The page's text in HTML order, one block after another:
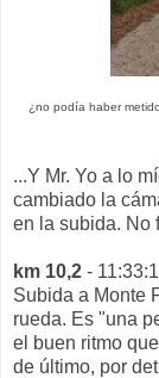
¿no podía haber
...Y Mr. Yo a lo
cambiado la
en la subida. No
km 10,2 -
Subida a Monte
rueda. Es "una
el buen ritmo
de último, por